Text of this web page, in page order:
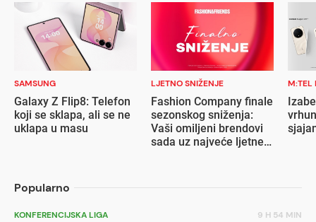
SAMSUNG
Galaxy Z Flip8: Telefon
koji se sklapa, ali se ne
uklapa u masu
LJETNO SNIŽENJE
Fashion Company finale
sezonskog sniženja:
Vaši omiljeni brendovi
sada uz najveće ljetne
M:TEL
Popularno
KONFERENCIJSKA LIGA 9 H 54 MIN